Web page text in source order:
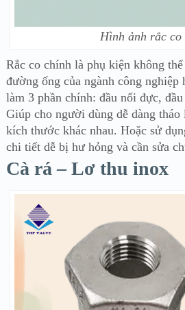
Hình ảnh rắc co
Rắc co chính là phụ kiện không
đường ống của ngành công
làm 3 phần chính: đầu nối đực,
Giúp cho người dùng dễ dàng tháo
kích thước khác nhau. Hoặc sử
chi tiết dễ bị hư hỏng và cần sửa
Cà rá – Lơ thu inox